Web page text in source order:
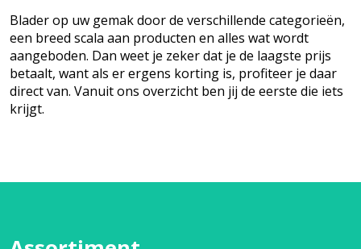
Blader op uw gemak door de verschillende categorieën,
een breed scala aan producten en alles wat wordt
aangeboden. Dan weet je zeker dat je de laagste prijs
betaalt, want als er ergens korting is, profiteer je daar
direct van. Vanuit ons overzicht ben jij de eerste die iets
krijgt.